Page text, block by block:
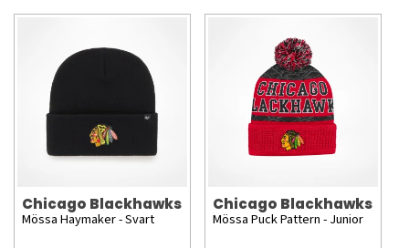
Chicago Blackhawks
Mössa Haymaker - Svart
Chicago Blackhawks
Mössa Puck Pattern - Junior